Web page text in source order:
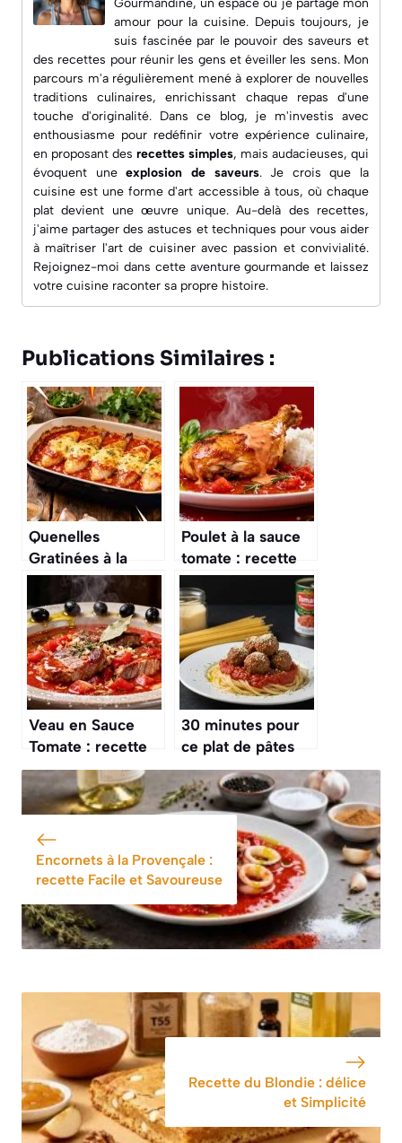
Gourmandine, un espace où je partage mon
amour pour la cuisine. Depuis toujours, je
suis fascinée par le pouvoir des saveurs et
des recettes pour réunir les gens et éveiller les sens. Mon
parcours m'a régulièrement mené à explorer de nouvelles
traditions culinaires, enrichissant chaque repas d'une
touche d'originalité. Dans ce blog, je m'investis avec
enthousiasme pour redéfinir votre expérience culinaire,
en proposant des recettes simples, mais audacieuses, qui
évoquent uneexplosion de saveurs. Je crois que la
cuisine est une forme d'art accessible à tous, où chaque
plat devient une œuvre unique. Au-delà des recettes,
j'aime partager des astuces et techniques pour vous aider
à maîtriser l'art de cuisiner avec passion et convivialité.
Rejoignez-moi dans cette aventure gourmande et laissez
votre cuisine raconter sa propre histoire.
Publications Similaires :
Quenelles
Gratinées à la
Sauce Tomate :
recette Délicieuse
et Facile
Poulet à la sauce
tomate : recette
facile et
savoureuse
Veau en Sauce
Tomate : recette
Savoureuse et
Facile
30 minutes pour
ce plat de pâtes
aux boulettes de
viande à la sauce
tomate, un
classique qui plaît
à tous
Encornets à la Provençale :
recette Facile et Savoureuse
Recette du Blondie : délice
et Simplicité